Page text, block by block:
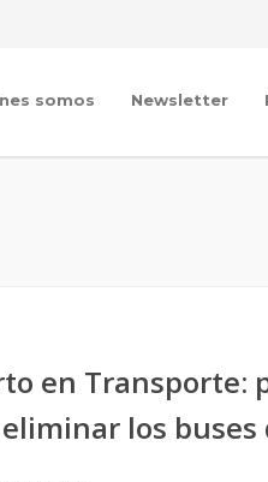
somos Newsletter
en
los buses